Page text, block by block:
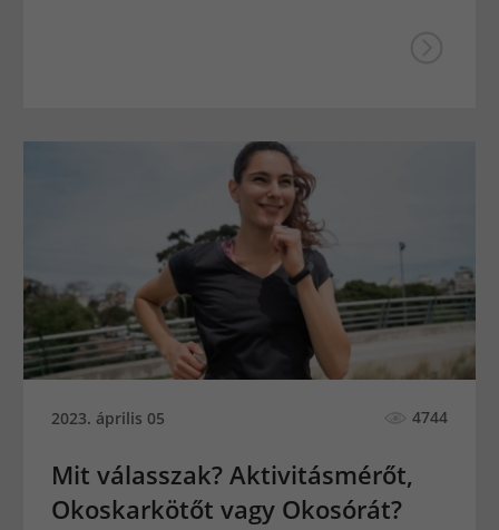
2023. április 05 4744
Mit válasszak? Aktivitásmérőt,
Okoskarkötőt vagy Okosórát?